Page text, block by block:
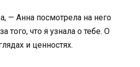
— Анна посмотрела на него
того, что я узнала о тебе. О
и ценностях.